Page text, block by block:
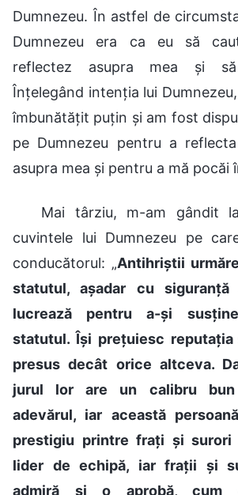
Dumnezeu. În astfel de
Dumnezeu era ca eu să
reflectez asupra mea și
Înțelegând intenția lui
îmbunătățit puțin și am fost
pe Dumnezeu pentru a
asupra mea și pentru a mă pocăi
Mai târziu, m-am gândit
cuvintele lui Dumnezeu pe
conducătorul: „Antihriștii
statutul, așadar cu
lucrează pentru a-și
statutul. Își prețuiesc
presus decât orice altceva.
jurul lor are un calibru bun
adevărul, iar această
prestigiu printre frați și surori
lider de echipă, iar frații și
admiră și o aprobă, cum